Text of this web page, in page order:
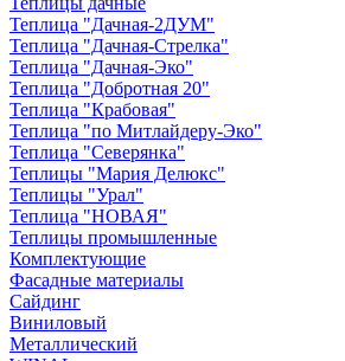
Теплица "Дачная-2ДУМ"
Теплица "Дачная-Стрелка"
Теплица "Дачная-Эко"
Теплица "Добротная 20"
Теплица "Крабовая"
Теплица "по Митлайдеру-Эко"
Теплица "Северянка"
Теплицы "Мария Делюкс"
Теплицы "Урал"
Теплица "НОВАЯ"
Теплицы промышленные
Комплектующие
Фасадные материалы
Сайдинг
Виниловый
Металлический